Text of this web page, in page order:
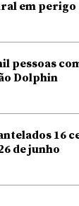
em perigo
pessoas
Dolphin
16
de junho